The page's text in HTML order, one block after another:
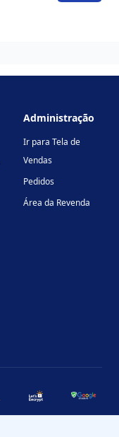
Administração
Ir para Tela de
Vendas
Pedidos
Área da Revenda